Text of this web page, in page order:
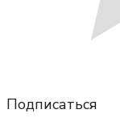
Подписаться